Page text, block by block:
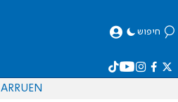
חיפוש
EN
RU
AR